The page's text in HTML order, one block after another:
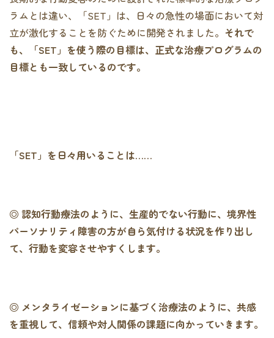
ラムとは違い、「SET」は、日々の急性の場面において対
立が激化することを防ぐために開発されました。 それで
も、「SET」を使う際の目標は、正式な治療プログラムの
目標とも一致しているのです。
「SET」を日々用いることは……
◎ 認知行動療法のように、生産的でない行動に、境界性
パーソナリティ障害の方が自ら気付ける状況を作り出し
て、行動を変容させやすくします。
◎ メンタライゼーションに基づく治療法のように、共感
を重視して、信頼や対人関係の課題に向かっていきます。